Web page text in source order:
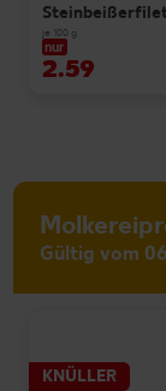
je 100 g
nur
2.59
Gültig vom
KNÜLLER